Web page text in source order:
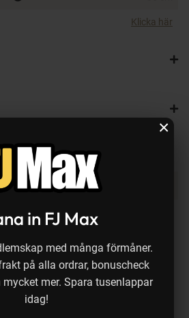
in FJ Max
med många förmåner.
på alla ordrar, bonuscheck
mer. Spara tusenlappar
idag!
×
Klicka här
ofta ihop med: